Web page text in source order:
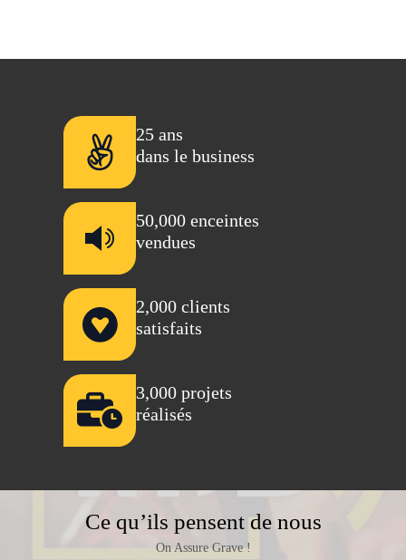
25 ans
dans le business
50,000 enceintes
vendues
2,000 clients
satisfaits
3,000 projets
réalisés
Ce qu’ils pensent de nous
On Assure Grave !